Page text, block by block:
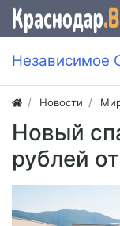
Независимое
Новости
Новый
рублей